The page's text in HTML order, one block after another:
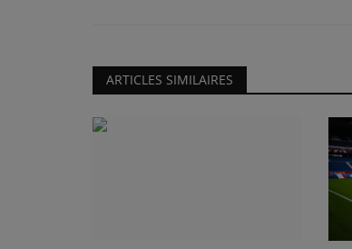
ARTICLES SIMILAIRES